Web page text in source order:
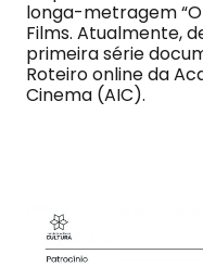
longa-metragem
Films. Atualmente,
primeira série
Roteiro online da
Cinema (AIC).